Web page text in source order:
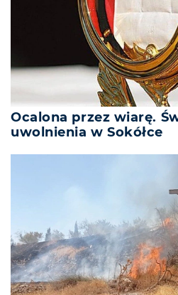
Ocalona przez wiarę.
uwolnienia w Sokółce